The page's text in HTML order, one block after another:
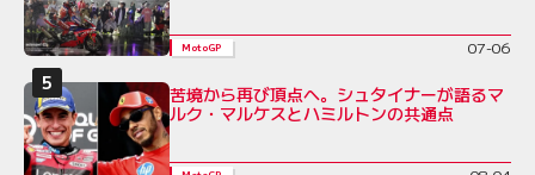
MotoGP 07-06
苦境から再び頂点へ。シュタイナーが語るマ
ルク・マルケスとハミルトンの共通点